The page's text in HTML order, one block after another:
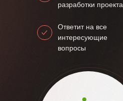
разработки проекта
Ответит на все
интересующие
вопросы